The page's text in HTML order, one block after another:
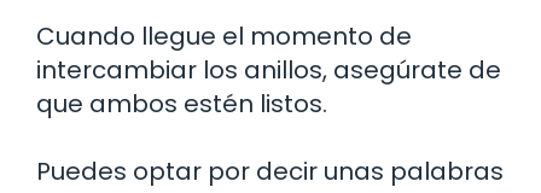
Cuando llegue el momento de
intercambiar los anillos, asegúrate de
que ambos estén listos.
Puedes optar por decir unas palabras